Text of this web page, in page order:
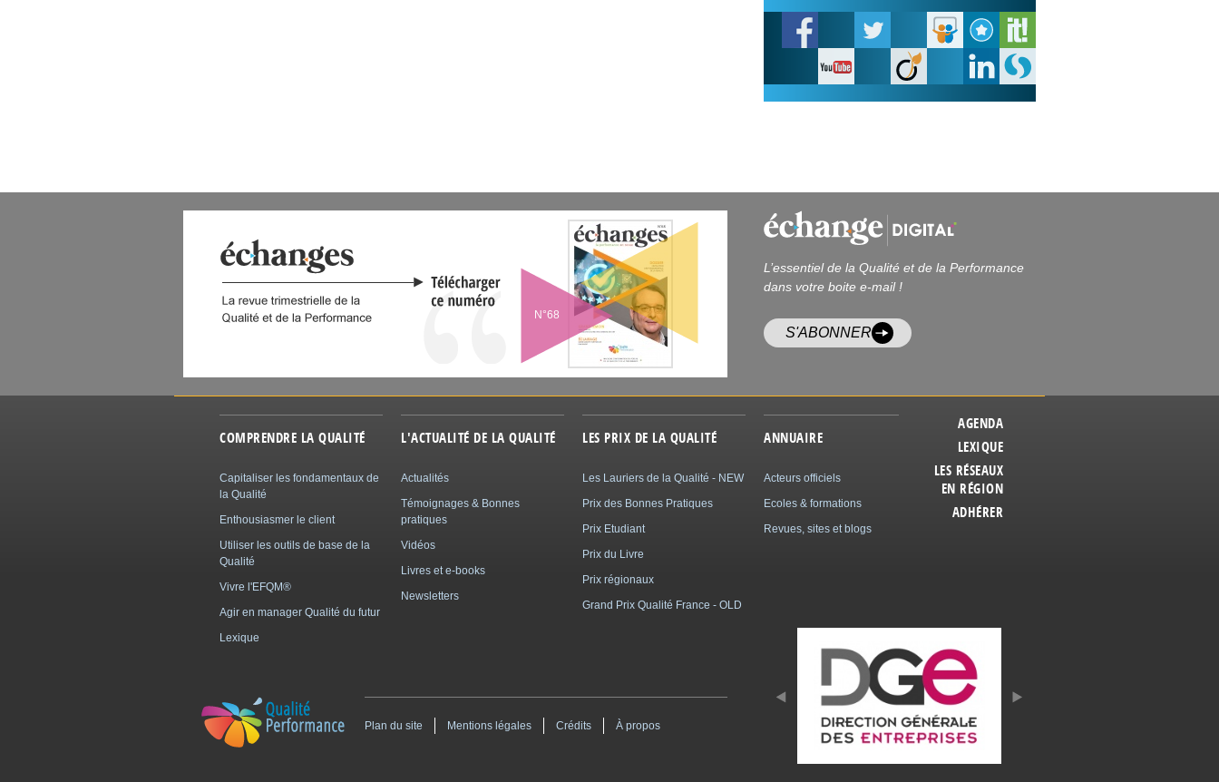
N°68
L’essentiel de la Qualité et de la Performance
dans votre boite e-mail !
S'ABONNER
COMPRENDRE LA QUALITÉ
Capitaliser les fondamentaux de
la Qualité
Enthousiasmer le client
Utiliser les outils de base de la
Qualité
Vivre l'EFQM®
Agir en manager Qualité du futur
Lexique
L'ACTUALITÉ DE LA QUALITÉ
Actualités
Témoignages & Bonnes
pratiques
Vidéos
Livres et e-books
Newsletters
LES PRIX DE LA QUALITÉ
Les Lauriers de la Qualité - NEW
Prix des Bonnes Pratiques
Prix Etudiant
Prix du Livre
Prix régionaux
Grand Prix Qualité France - OLD
ANNUAIRE
Acteurs officiels
Ecoles & formations
Revues, sites et blogs
AGENDA
LEXIQUE
LES RÉSEAUX
EN RÉGION
ADHÉRER
Plan du site Mentions légales Crédits À propos